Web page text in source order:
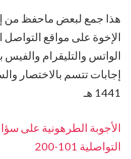
هذا جمع لبعض ماحفظ من
الإخوة على مواقع التواصل
الواتس والتليقرام
إجابات تتسم بالاختصار
1441 هـ
الأجوبة الطرهونية على
التواصلية 101-200